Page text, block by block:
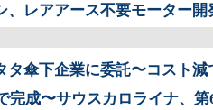
、レアアース不要モーター開
タ傘下企業に委託〜コスト減
完成〜サウスカロライナ、第